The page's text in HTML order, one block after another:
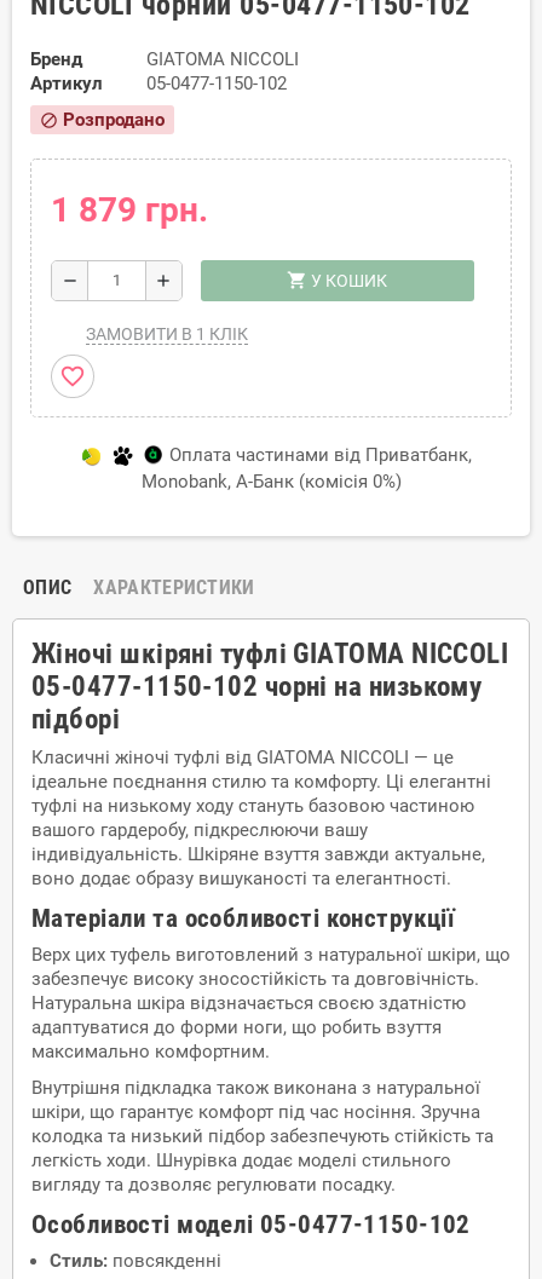
Бренд
GIATOMA NICCOLI
Артикул
05-0477-1150-102
block Розпродано
1 879 грн.
remove add shopping_cart У КОШИК
ЗАМОВИТИ В 1 КЛІК
favorite_border
Оплата частинами від Приватбанк,
Monobank, А-Банк (комісія 0%)
ОПИС ХАРАКТЕРИСТИКИ
Жіночі шкіряні туфлі GIATOMA NICCOLI
05-0477-1150-102 чорні на низькому
підборі
Класичні жіночі туфлі від GIATOMA NICCOLI — це
ідеальне поєднання стилю та комфорту. Ці елегантні
туфлі на низькому ходу стануть базовою частиною
вашого гардеробу, підкреслюючи вашу
індивідуальність. Шкіряне взуття завжди актуальне,
воно додає образу вишуканості та елегантності.
Матеріали та особливості конструкції
Верх цих туфель виготовлений з натуральної шкіри, що
забезпечує високу зносостійкість та довговічність.
Натуральна шкіра відзначається своєю здатністю
адаптуватися до форми ноги, що робить взуття
максимально комфортним.
Внутрішня підкладка також виконана з натуральної
шкіри, що гарантує комфорт під час носіння. Зручна
колодка та низький підбор забезпечують стійкість та
легкість ходи. Шнурівка додає моделі стильного
вигляду та дозволяє регулювати посадку.
Особливості моделі 05-0477-1150-102
Стиль: повсякденні